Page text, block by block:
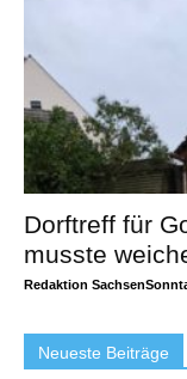
Dorftreff für
musste
Redaktion
Neueste Beiträge